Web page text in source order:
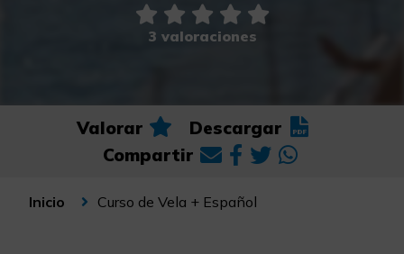
Experiencias en otoño
3 valoraciones
Valorar
Descargar
Compartir
Inicio Curso de Vela + Español